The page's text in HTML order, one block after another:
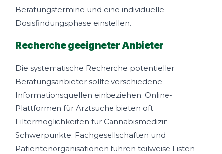
Beratungstermine und eine individuelle
Dosisfindungsphase einstellen.
Recherche geeigneter Anbieter
Die systematische Recherche potentieller
Beratungsanbieter sollte verschiedene
Informationsquellen einbeziehen. Online-
Plattformen für Arztsuche bieten oft
Filtermöglichkeiten für Cannabismedizin-
Schwerpunkte. Fachgesellschaften und
Patientenorganisationen führen teilweise Listen